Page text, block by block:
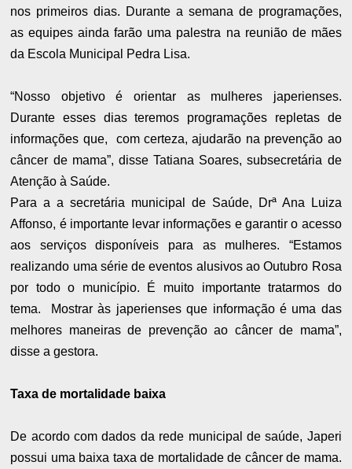
nos primeiros dias. Durante a semana de programações,
as equipes ainda farão uma palestra na reunião de mães
da Escola Municipal Pedra Lisa.
“Nosso objetivo é orientar as mulheres japerienses.
Durante esses dias teremos programações repletas de
informações que, com certeza, ajudarão na prevenção ao
câncer de mama”, disse Tatiana Soares, subsecretária de
Atenção à Saúde.
Para a a secretária municipal de Saúde, Drª Ana Luiza
Affonso, é importante levar informações e garantir o acesso
aos serviços disponíveis para as mulheres. “Estamos
realizando uma série de eventos alusivos ao Outubro Rosa
por todo o município. É muito importante tratarmos do
tema. Mostrar às japerienses que informação é uma das
melhores maneiras de prevenção ao câncer de mama”,
disse a gestora.
Taxa de mortalidade baixa
De acordo com dados da rede municipal de saúde, Japeri
possui uma baixa taxa de mortalidade de câncer de mama.